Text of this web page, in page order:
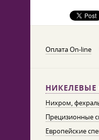
Оплата On-line
Нихром,
Прецизионные
Европейские